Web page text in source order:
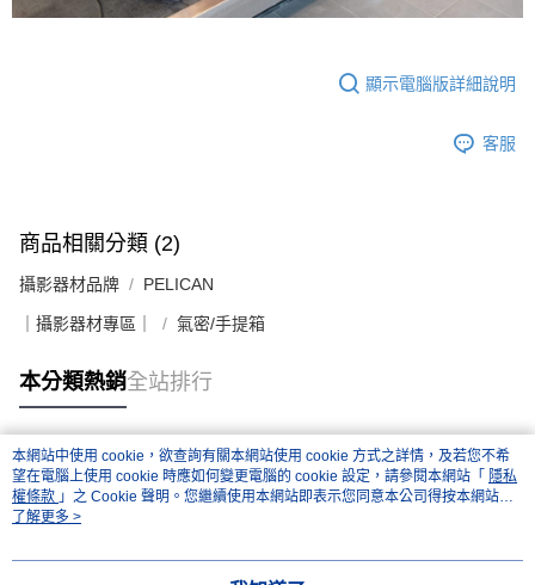
顯示電腦版詳細說明
客服
商品相關分類 (2)
攝影器材品牌 PELICAN
｜攝影器材專區｜ 氣密/手提箱
本分類熱銷全站排行
熱門標籤
本網站中使用 cookie，欲查詢有關本網站使用 cookie 方式之詳情，及若您不希
望在電腦上使用 cookie 時應如何變更電腦的 cookie 設定，請參閱本網站「 隱私
權條款 」之 Cookie 聲明。您繼續使用本網站即表示您同意本公司得按本網站使
用條款之 Cookie 聲明使用 cookie。
了解更多 >